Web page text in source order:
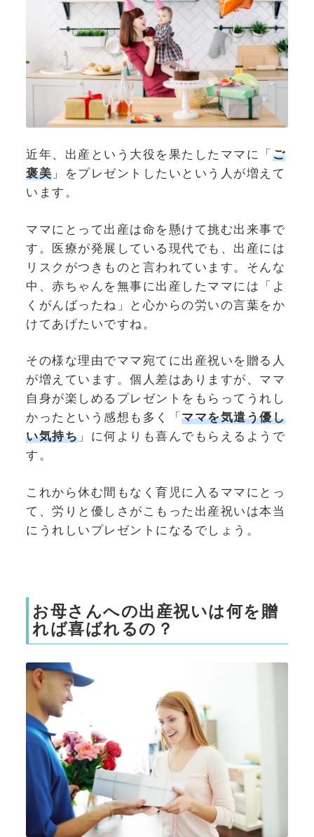
近年、出産という大役を果たしたママに「 ご
褒美 」をプレゼントしたいという人が増えて
います。
ママにとって出産は命を懸けて挑む出来事で
す。医療が発展している現代でも、出産には
リスクがつきものと言われています。そんな
中、赤ちゃんを無事に出産したママには「よ
くがんばったね」と心からの労いの言葉をか
けてあげたいですね。
その様な理由でママ宛てに出産祝いを贈る人
が増えています。個人差はありますが、ママ
自身が楽しめるプレゼントをもらってうれし
かったという感想も多く「 ママを気遣う優し
い気持ち 」に何よりも喜んでもらえるようで
す。
これから休む間もなく育児に入るママにとっ
て、労りと優しさがこもった出産祝いは本当
にうれしいプレゼントになるでしょう。
お母さんへの出産祝いは何を贈
れば喜ばれるの？